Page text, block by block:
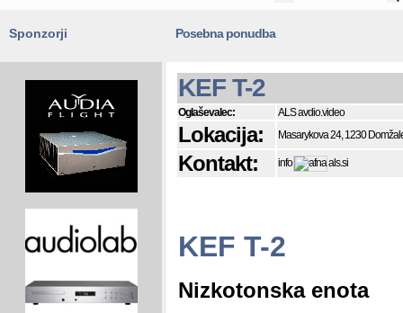
Sponzorji Posebna ponudba
KEF T-2
Oglaševalec: ALS avdio.video
Lokacija: Masarykova 24, 1230
Kontakt: info als.si
KEF T-2
Nizkotonska enota